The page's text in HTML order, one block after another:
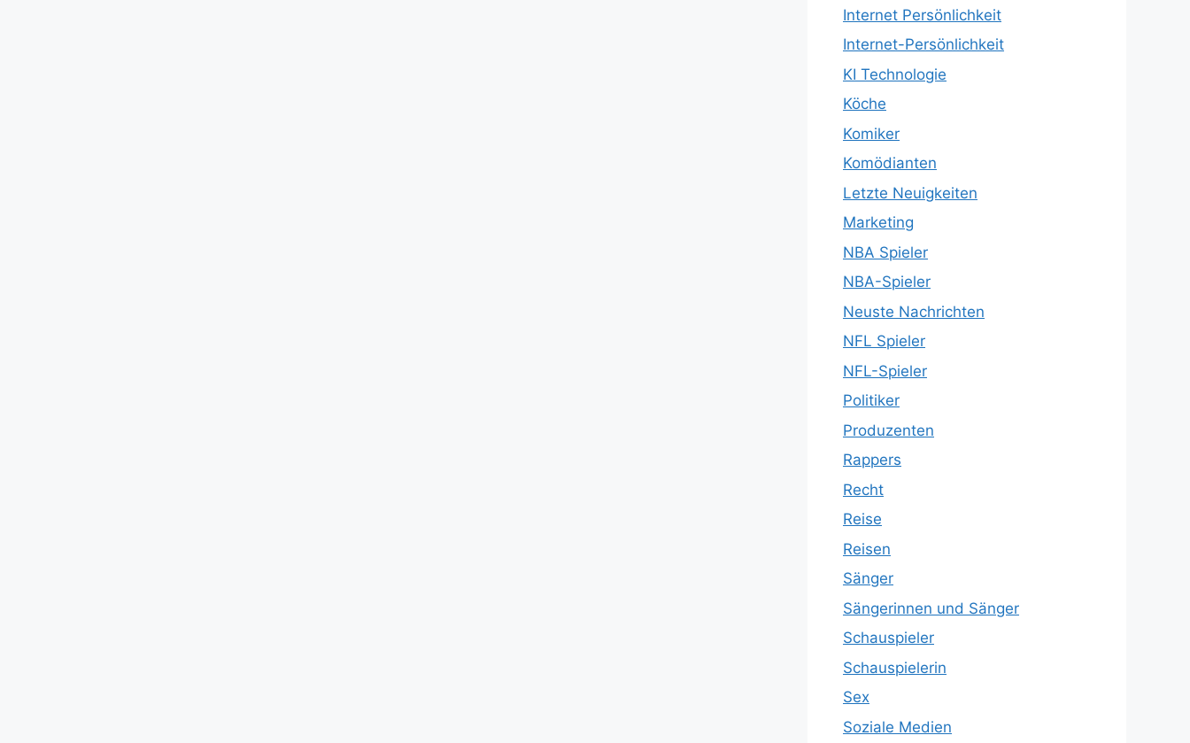
Internet Persönlichkeit
Internet-Persönlichkeit
KI Technologie
Köche
Komiker
Komödianten
Letzte Neuigkeiten
Marketing
NBA Spieler
NBA-Spieler
Neuste Nachrichten
NFL Spieler
NFL-Spieler
Politiker
Produzenten
Rappers
Recht
Reise
Reisen
Sänger
Sängerinnen und Sänger
Schauspieler
Schauspielerin
Sex
Soziale Medien